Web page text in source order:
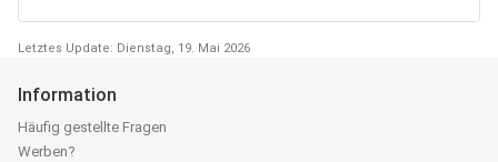
Letztes Update: Dienstag, 19. Mai 2026
Information
Häufig gestellte Fragen
Werben?